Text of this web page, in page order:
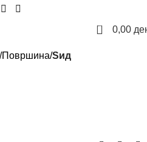
0 0,00
Површина Sид